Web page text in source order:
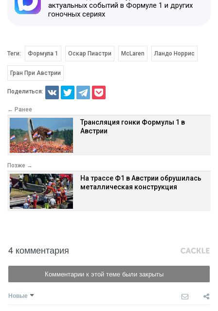
актуальных событий в Формуле 1 и других
гоночных сериях
Теги: Формула 1 Оскар Пиастри McLaren Ландо Норрис
Гран При Австрии
Поделиться:
← Ранее
Трансляция гонки Формулы 1 в
Австрии
Позже →
На трассе Ф1 в Австрии обрушилась
металлическая конструкция
4 комментария
Комментарии к этой теме были закрыты
Новые